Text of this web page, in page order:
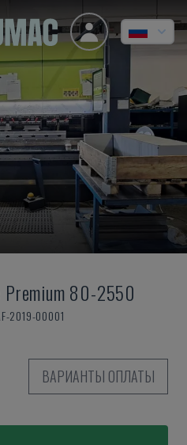
Premium 80-2550
2019-00001
ВАРИАНТЫ ОПЛАТЫ